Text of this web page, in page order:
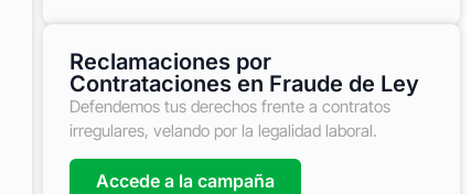
Reclamaciones por
Contrataciones en Fraude de Ley
Defendemos tus derechos frente a contratos
irregulares, velando por la legalidad laboral.
Accede a la campaña